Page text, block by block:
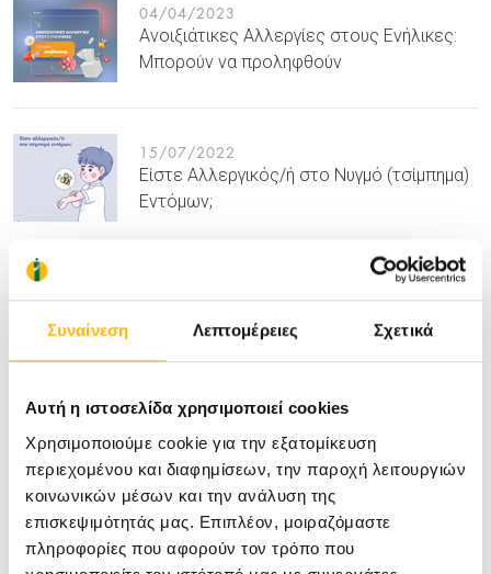
Συναίνεση Λεπτομέρειες Σχετικά
Αυτή η ιστοσελίδα χρησιμοποιεί cookies
Χρησιμοποιούμε cookie για την εξατομίκευση
περιεχομένου και διαφημίσεων, την παροχή λειτουργιών
κοινωνικών μέσων και την ανάλυση της
επισκεψιμότητάς μας. Επιπλέον, μοιραζόμαστε
πληροφορίες που αφορούν τον τρόπο που
04/04/2023
Ανοιξιάτικες Αλλεργίες στους Ενήλικες:
Μπορούν να προληφθούν
15/07/2022
Είστε Αλλεργικός/ή στο Νυγμό (τσίμπημα)
Εντόμων;
από Τροφικές Πρωτεϊνες (FPIES: Food
Protein Induced Enterocolitis Syndrome):
20/05/2020
COVID–19 & Εποχικές Αλλεργίες